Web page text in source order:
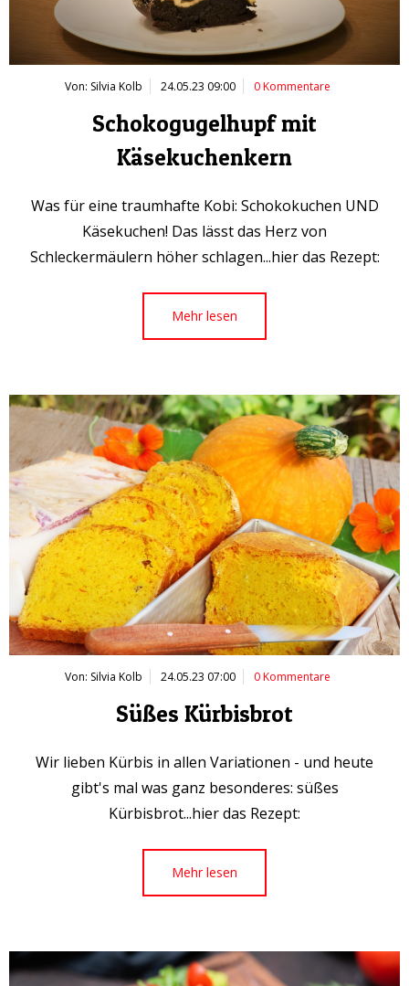
Von: Silvia Kolb 24.05.23 09:00 0 Kommentare
Schokogugelhupf mit
Käsekuchenkern
Was für eine traumhafte Kobi: Schokokuchen UND
Käsekuchen! Das lässt das Herz von
Schleckermäulern höher schlagen...hier das Rezept:
Mehr lesen
Von: Silvia Kolb 24.05.23 07:00 0 Kommentare
Süßes Kürbisbrot
Wir lieben Kürbis in allen Variationen - und heute
gibt's mal was ganz besonderes: süßes
Kürbisbrot...hier das Rezept:
Mehr lesen